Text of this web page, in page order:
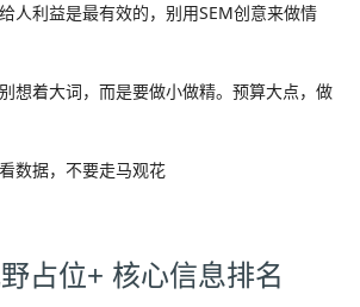
人利益是最有效的，别用SEM创意来做情
想着大词，而是要做小做精。预算大点，做
数据，不要走马观花
占位+ 核心信息排名